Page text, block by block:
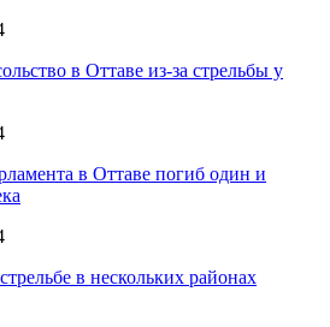
в Оттаве из-за стрельбы у
в Оттаве погиб один и
в нескольких районах